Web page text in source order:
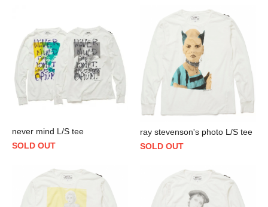
never mind L/S tee
SOLD OUT
ray stevenson's photo L/S tee
SOLD OUT